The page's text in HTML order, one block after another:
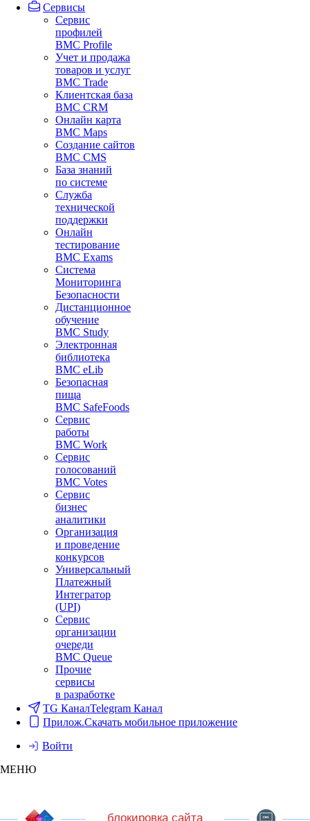
Сервисы
Сервис
профилей
BMC Profile
Учет и продажа
товаров и услуг
BMC Trade
Клиентская база
BMC CRM
Онлайн карта
BMC Maps
Создание сайтов
BMC CMS
База знаний
по системе
Служба
технической
поддержки
Онлайн
тестирование
BMC Exams
Система
Мониторинга
Безопасности
Дистанционное
обучение
BMC Study
Электронная
библиотека
BMC eLib
Безопасная
пища
BMC SafeFoods
Сервис
работы
BMC Work
Сервис
голосований
BMC Votes
Сервис
бизнес
аналитики
Организация
и проведение
конкурсов
Универсальный
Платежный
Интегратор
(UPI)
Сервис
организации
очереди
BMC Queue
Прочие
сервисы
в разработке
TG КаналTelegram Канал
Прилож.Скачать мобильное приложение
Войти
МЕНЮ
блокировка сайта